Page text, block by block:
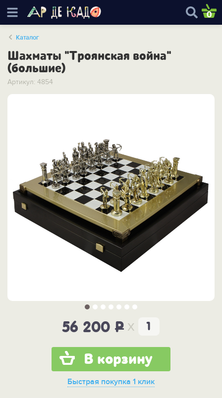
0
Каталог
Шахматы "Троянская война"
(большие)
Артикул: 4854
56 200 P x
В корзину
Быстрая покупка 1 клик